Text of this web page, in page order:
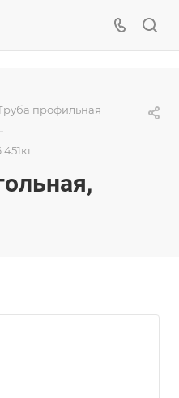
профильная